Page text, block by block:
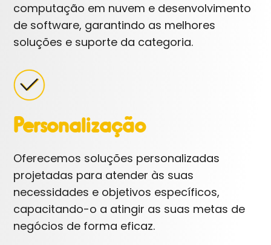
computação em nuvem e desenvolvimento
de software, garantindo as melhores
soluções e suporte da categoria.
Personalização
Oferecemos soluções personalizadas
projetadas para atender às suas
necessidades e objetivos específicos,
capacitando-o a atingir as suas metas de
negócios de forma eficaz.